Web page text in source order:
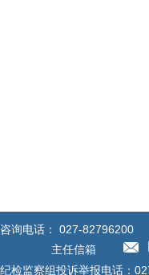
咨询电话： 027-82796200
主任信箱
纪检监察组投诉举报电话：